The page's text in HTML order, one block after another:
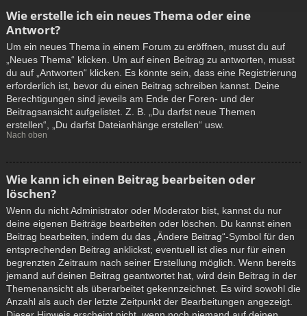
Wie erstelle ich ein neues Thema oder eine
Antwort?
Um ein neues Thema in einem Forum zu eröffnen, musst du auf
„Neues Thema“ klicken. Um auf einen Beitrag zu antworten, musst
du auf „Antworten“ klicken. Es könnte sein, dass eine Registrierung
erforderlich ist, bevor du einen Beitrag schreiben kannst. Deine
Berechtigungen sind jeweils am Ende der Foren- und der
Beitragsansicht aufgelistet. Z. B. „Du darfst neue Themen
erstellen“, „Du darfst Dateianhänge erstellen“ usw.
Nach oben
Wie kann ich einen Beitrag bearbeiten oder
löschen?
Wenn du nicht Administrator oder Moderator bist, kannst du nur
deine eigenen Beiträge bearbeiten oder löschen. Du kannst einen
Beitrag bearbeiten, indem du das „Ändere Beitrag“-Symbol für den
entsprechenden Beitrag anklickst; eventuell ist dies nur für einen
begrenzten Zeitraum nach seiner Erstellung möglich. Wenn bereits
jemand auf deinen Beitrag geantwortet hat, wird dein Beitrag in der
Themenansicht als überarbeitet gekennzeichnet. Es wird sowohl die
Anzahl als auch der letzte Zeitpunkt der Bearbeitungen angezeigt.